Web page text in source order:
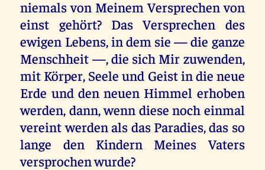
niemals von Meinem Versprechen von
einst gehört? Das Versprechen des
ewigen Lebens, in dem sie — die ganze
Menschheit —, die sich Mir zuwenden,
mit Körper, Seele und Geist in die neue
Erde und den neuen Himmel erhoben
werden, dann, wenn diese noch einmal
vereint werden als das Paradies, das so
lange den Kindern Meines Vaters
versprochen wurde?